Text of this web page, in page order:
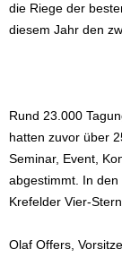
die Riege der
diesem Jahr den
Rund 23.000
hatten zuvor über
Seminar, Event,
abgestimmt. In
Krefelder Vier-
Olaf Offers,